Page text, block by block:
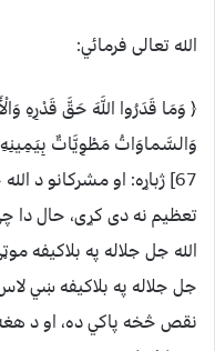
الله تعالی فرمائي:
﴿ وَمَا قَدَرُوا اللَّهَ حَقَّ قَدْرِهِ
وَالسَّماوَاتُ مَطْوِيَّاتٌ بِيَمِينِهِ
67] ژباړه: او مشرکانو د
تعظیم نه دی کړی، حال دا
الله جل جلاله په بلاکیفه
جل جلاله په بلاکیفه ښي
نقص څخه پاکي ده، او د